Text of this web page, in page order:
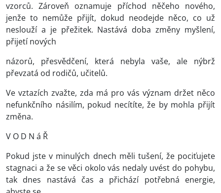
vzorců. Zároveň oznamuje příchod něčeho nového,
jenže to nemůže přijít, dokud neodejde něco, co už
neslouží a je přežitek. Nastává doba změny myšlení,
přijetí nových
názorů, přesvědčení, která nebyla vaše, ale nýbrž
převzatá od rodičů, učitelů.
Ve vztazích zvažte, zda má pro vás význam držet něco
nefunkčního násilím, pokud necítíte, že by mohla přijít
změna.
V O D N á Ř
Pokud jste v minulých dnech měli tušení, že pociťujete
stagnaci a že se věci okolo vás nedaly uvést do pohybu,
tak dnes nastává čas a přichází potřebná energie,